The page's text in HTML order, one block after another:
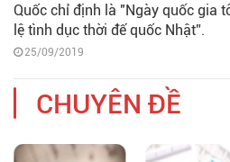
Quốc chỉ định là "Ngày quốc gia
lệ tình dục thời đế quốc Nhật”.
25/09/2019
CHUYÊN ĐỀ